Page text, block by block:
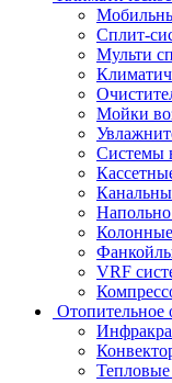
Сплит-
Мульти
Мойки
Системы
VRF
Отопительное
Тепловые